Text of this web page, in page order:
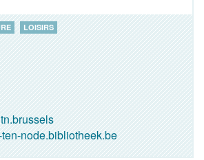
LOISIRS
node.bibliotheek.be